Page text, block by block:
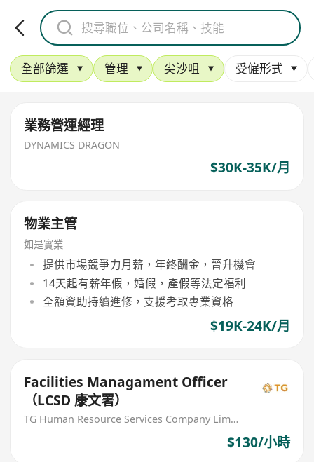
全部篩選 管理 尖沙咀 受僱形式
業務營運經理
DYNAMICS DRAGON
$30K-35K/月
物業主管
如是實業
提供市場競爭力月薪，年終酬金，晉升機會
14天起有薪年假，婚假，產假等法定福利
全額資助持續進修，支援考取專業資格
$19K-24K/月
Facilities Managament Officer
（LCSD 康文署）
TG Human Resource Services Company Limited
$130/小時